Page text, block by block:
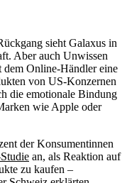
sieht Galaxus in
Aber auch Unwissen
Online-Händler eine
von US-Konzernen
die emotionale Bindung
wie Apple oder
der Konsumentinnen
an, als Reaktion auf
zu kaufen –